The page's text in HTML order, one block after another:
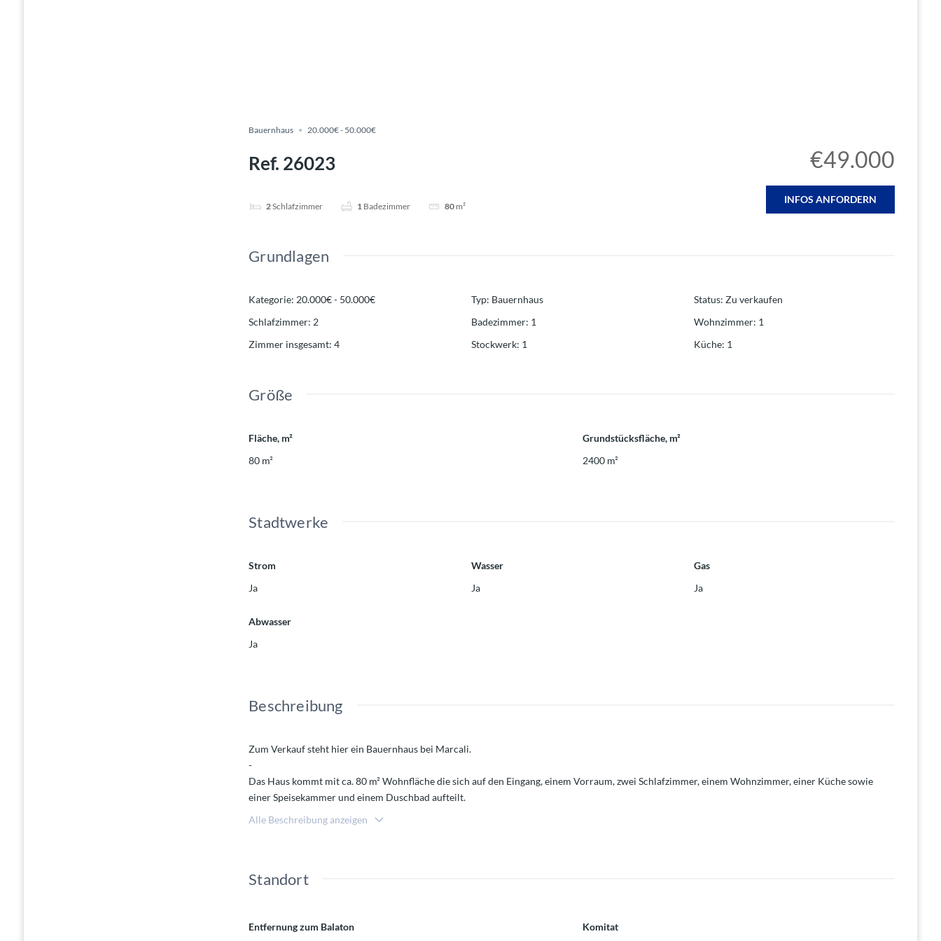
Bauernhaus 20.000€ - 50.000€
Ref. 26023
2Schlafzimmer 1 Badezimmer 80 m²
€49.000
INFOS ANFORDERN
Grundlagen
Kategorie: 20.000€ - 50.000€ Typ: Bauernhaus Status: Zu verkaufen
Schlafzimmer: 2 Badezimmer: 1 Wohnzimmer: 1
Zimmer insgesamt: 4 Stockwerk: 1 Küche: 1
Größe
Fläche, m²
80 m²
Grundstücksfläche, m²
2400 m²
Stadtwerke
Strom
Ja
Wasser
Ja
Gas
Ja
Abwasser
Ja
Beschreibung
Zum Verkauf steht hier ein Bauernhaus bei Marcali.
-
Das Haus kommt mit ca. 80 m² Wohnfläche die sich auf den Eingang, einem Vorraum, zwei Schlafzimmer, einem Wohnzimmer, einer Küche sowie
einer Speisekammer und einem Duschbad aufteilt.
-
Alle Beschreibung anzeigen
Standort
Entfernung zum Balaton
Komitat